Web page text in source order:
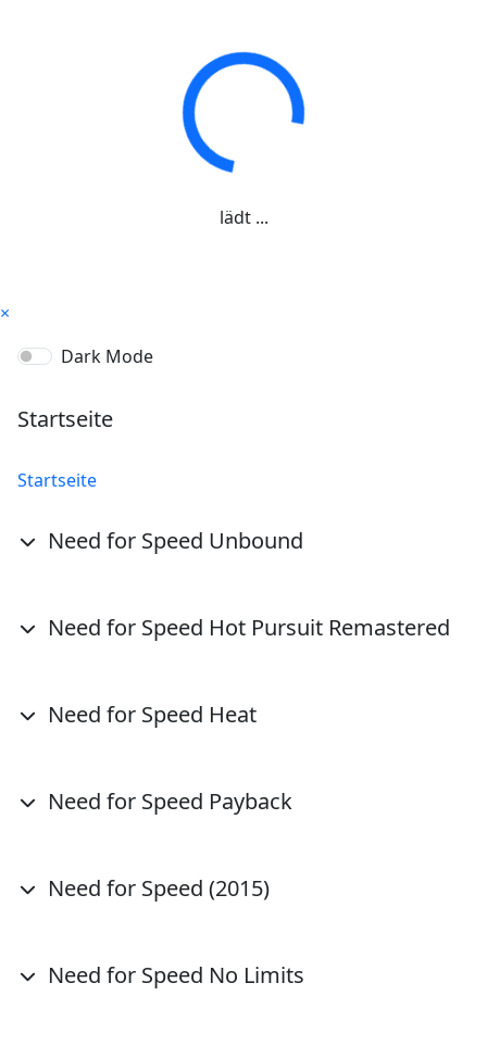
lädt ...
×
Dark Mode
Startseite
Startseite
Need for Speed Unbound
Need for Speed Hot Pursuit Remastered
Need for Speed Heat
Need for Speed Payback
Need for Speed (2015)
Need for Speed No Limits